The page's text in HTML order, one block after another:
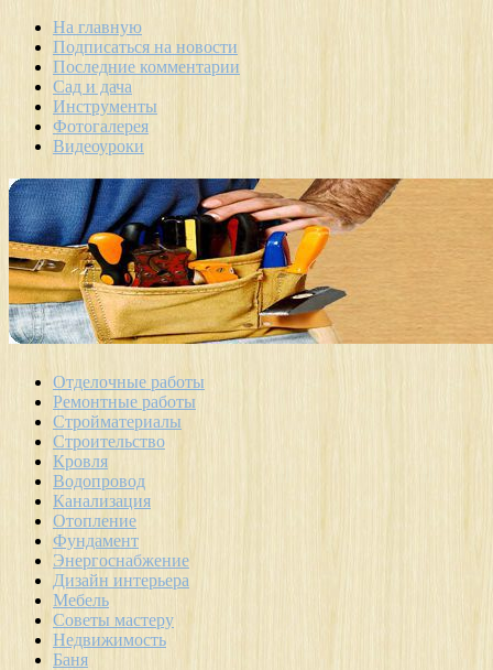
На главную
Подписаться на новости
Последние комментарии
Сад и дача
Инструменты
Фотогалерея
Видеоуроки
Отделочные работы
Ремонтные работы
Стройматериалы
Строительство
Кровля
Водопровод
Канализация
Отопление
Фундамент
Энергоснабжение
Дизайн интерьера
Мебель
Советы мастеру
Недвижимость
Баня